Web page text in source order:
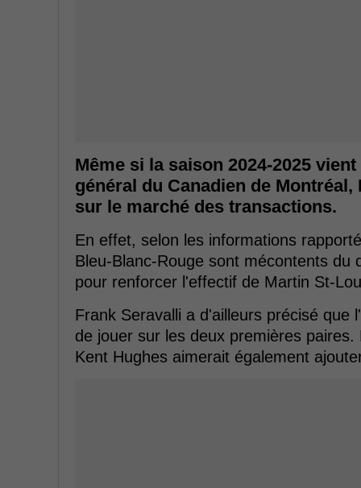
Même si la saison 2024-2025
général du Canadien de
sur le marché des transactions.
En effet, selon les informations
Bleu-Blanc-Rouge sont mécontents du
pour renforcer l'effectif de Martin St-
Frank Seravalli a d'ailleurs précisé que
de jouer sur les deux premières
Kent Hughes aimerait également